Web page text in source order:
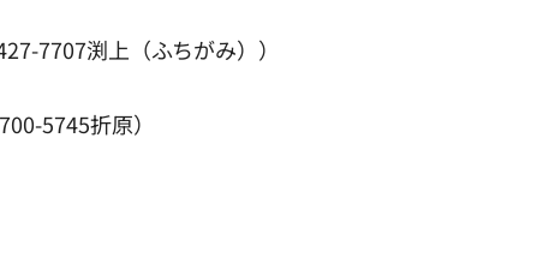
7707渕上（ふちがみ））
5745折原）